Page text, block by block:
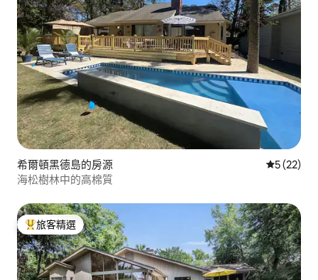
希爾頓黑德島的房源 從 22 則評
5 (22)
海松樹林中的高棉質
旅客精選榜首
旅客精選